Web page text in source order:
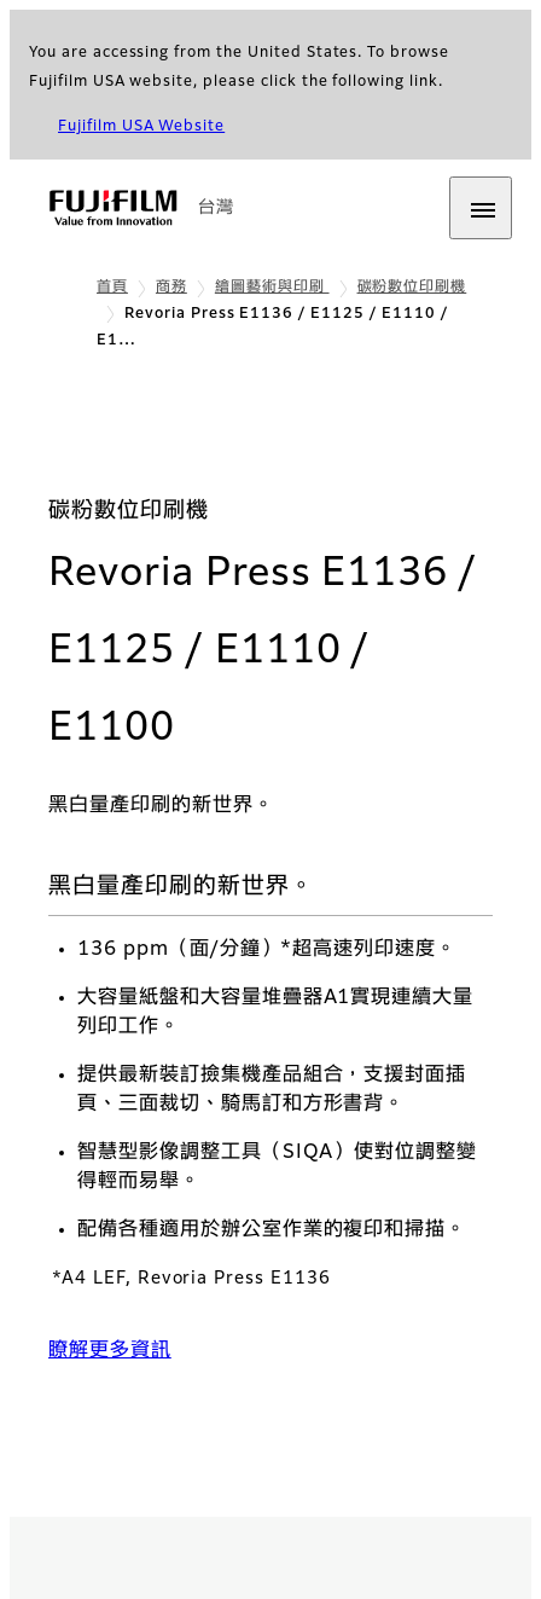
You are accessing from the United States. To browse
Fujifilm USA website, please click the following link.
Fujifilm USA Website
台灣
首頁 商務 繪圖藝術與印刷
碳粉數位印刷機
Revoria Press E1136 / E1125 / E1110 /
E1…
碳粉數位印刷機
Revoria Press E1136 /
E1125 / E1110 /
E1100
黑白量產印刷的新世界。
黑白量產印刷的新世界。
136 ppm（面/分鐘）*超高速列印速度。
大容量紙盤和大容量堆疊器A1實現連續大量
列印工作。
提供最新裝訂撿集機產品組合，支援封面插
頁、三面裁切、騎馬訂和方形書背。
智慧型影像調整工具（SIQA）使對位調整變
得輕而易舉。
配備各種適用於辦公室作業的複印和掃描。
*A4 LEF, Revoria Press E1136
瞭解更多資訊